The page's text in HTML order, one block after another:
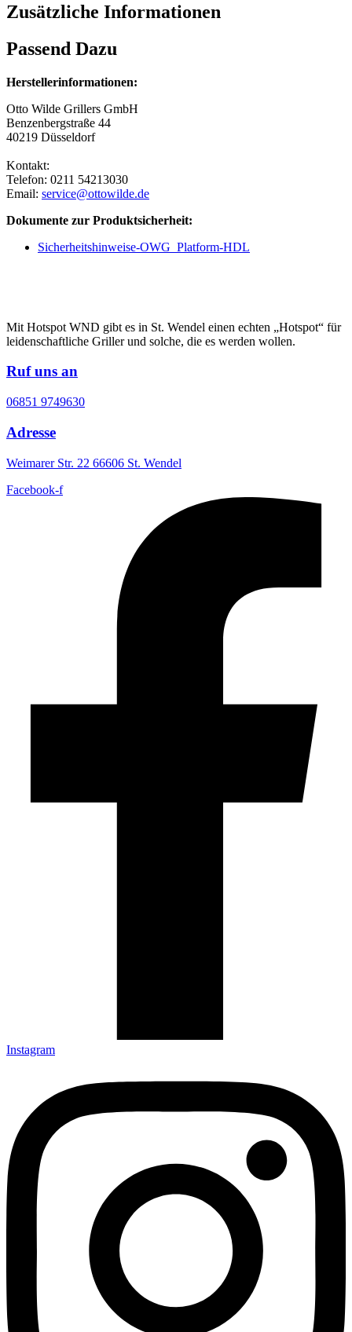
Zusätzliche Informationen
Passend Dazu
Herstellerinformationen:
Otto Wilde Grillers GmbH
Benzenbergstraße 44
40219 Düsseldorf
Kontakt:
Telefon: 0211 54213030
Email: service@ottowilde.de
Dokumente zur Produktsicherheit:
Sicherheitshinweise-OWG_Platform-HDL
Mit Hotspot WND gibt es in St. Wendel einen echten „Hotspot“ für
leidenschaftliche Griller und solche, die es werden wollen.
Ruf uns an
06851 9749630
Adresse
Weimarer Str. 22 66606 St. Wendel
Facebook-f
Instagram